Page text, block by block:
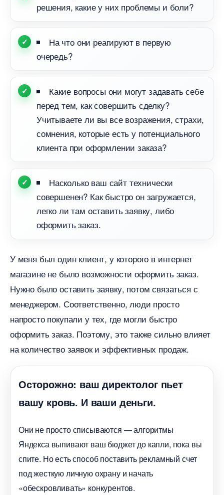
решения, какие у них проблемы и боли?
На что они реагируют в первую
очередь?
Какие вопросы они могут задавать себе
перед тем, как совершить сделку?
Учитываете ли вы все возражения, страхи,
сомнения, которые есть у потенциального
клиента при оформлении заказа?
Насколько ваш сайт технически
совершенен? Как быстро он загружается,
легко ли там оставить заявку, либо
оформить заказ.
У меня был один клиент, у которого в интернет
магазине не было возможности оформить заказ.
Нужно было оставить заявку, потом связаться с
менеджером. Соответственно, люди просто
напросто покупали у тех, где могли быстро
оформить заказ. Поэтому, это также сильно влияет
на количество заявок и эффективных продаж.
Осторожно: ваш директолог пьет
ашу кровь. И ваши деньги.
Они не просто списываются — алгоритмы
Яндекса выпивают ваш бюджет до капли, пока вы
спите. Но есть способ поставить рекламный счет
под жесткую личную охрану и начать
«обескровливать» конкурентов.